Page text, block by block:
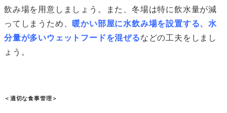
飲み場を用意しましょう。また、冬場は特に飲水量が減
ってしまうため、 暖かい部屋に水飲み場を設置する、水
分量が多いウェットフードを混ぜるなどの工夫をしまし
ょう。
＜適切な食事管理＞